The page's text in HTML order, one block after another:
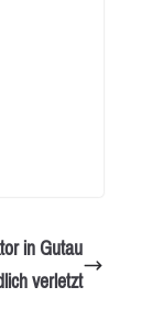
in Gutau
verletzt